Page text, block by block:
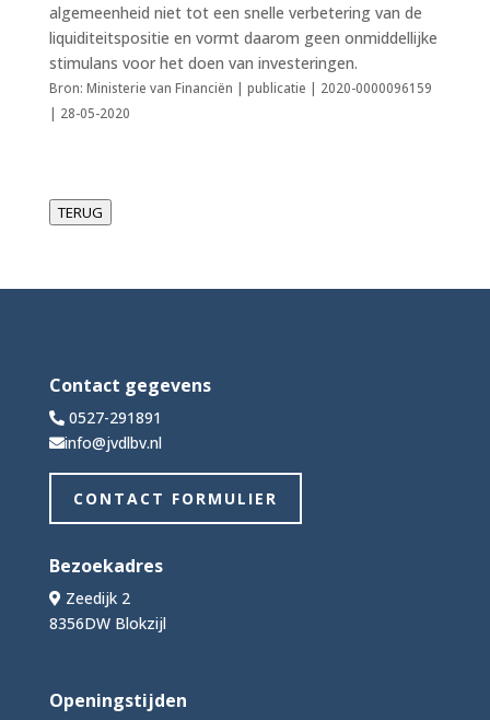
algemeenheid niet tot een snelle verbetering van de
liquiditeitspositie en vormt daarom geen onmiddellijke
stimulans voor het doen van investeringen.
Bron: Ministerie van Financiën | publicatie | 2020-0000096159
| 28-05-2020
TERUG
Contact gegevens
0527-291891
info@jvdlbv.nl
CONTACT FORMULIER
Bezoekadres
Zeedijk 2
8356DW Blokzijl
Openingstijden